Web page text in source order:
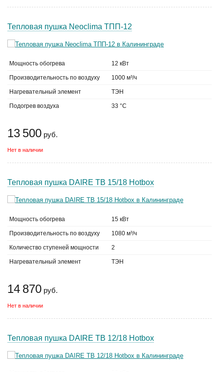
Тепловая пушка Neoclima ТПП-12
Мощность обогрева 12 кВт
Производительность по воздуху 1000 м³/ч
Нагревательный элемент ТЭН
Подогрев воздуха 33 °C
13 500 руб.
Нет в наличии
Тепловая пушка DAIRE ТВ 15/18 Hotbox
Мощность обогрева 15 кВт
Производительность по воздуху 1080 м³/ч
Количество ступеней мощности 2
Нагревательный элемент ТЭН
14 870 руб.
Нет в наличии
Тепловая пушка DAIRE ТВ 12/18 Hotbox